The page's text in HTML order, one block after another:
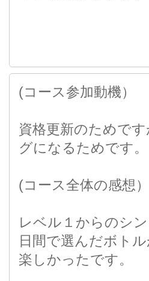
(コース参加動機）
資格更新のためで
グになるためです。
(コース全体の感想）
レベル１からのシ
日間で選んだボト
楽しかったです。